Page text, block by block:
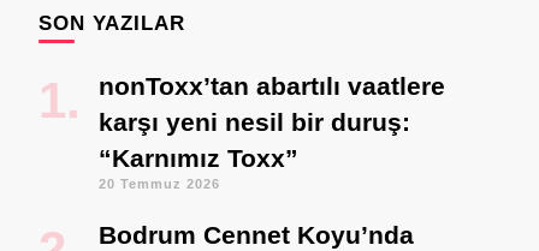
SON YAZILAR
nonToxx’tan abartılı vaatlere
karşı yeni nesil bir duruş:
“Karnımız Toxx”
20 Temmuz 2026
Bodrum Cennet Koyu’nda